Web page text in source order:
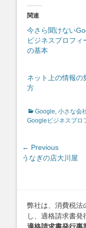
関連
今さら聞けない
ビジネスプロフィ
の基本
ネット上の情報の
方
Categories
Google 小さな会
Googleビジネスプロ
投
稿
ー
シ
← Previous
Previous
うなぎの店大川屋
弊社は、消費税法
し、適格請求書発
適格請求書発行